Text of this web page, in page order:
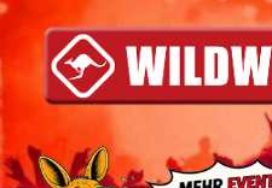
Inhalt
springen